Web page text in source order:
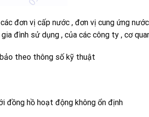
đơn vị cấp nước , đơn vị cung ứng
đình sử dụng , của các công ty , cơ
theo thông số kỹ thuật
đồng hồ hoạt động không ổn định